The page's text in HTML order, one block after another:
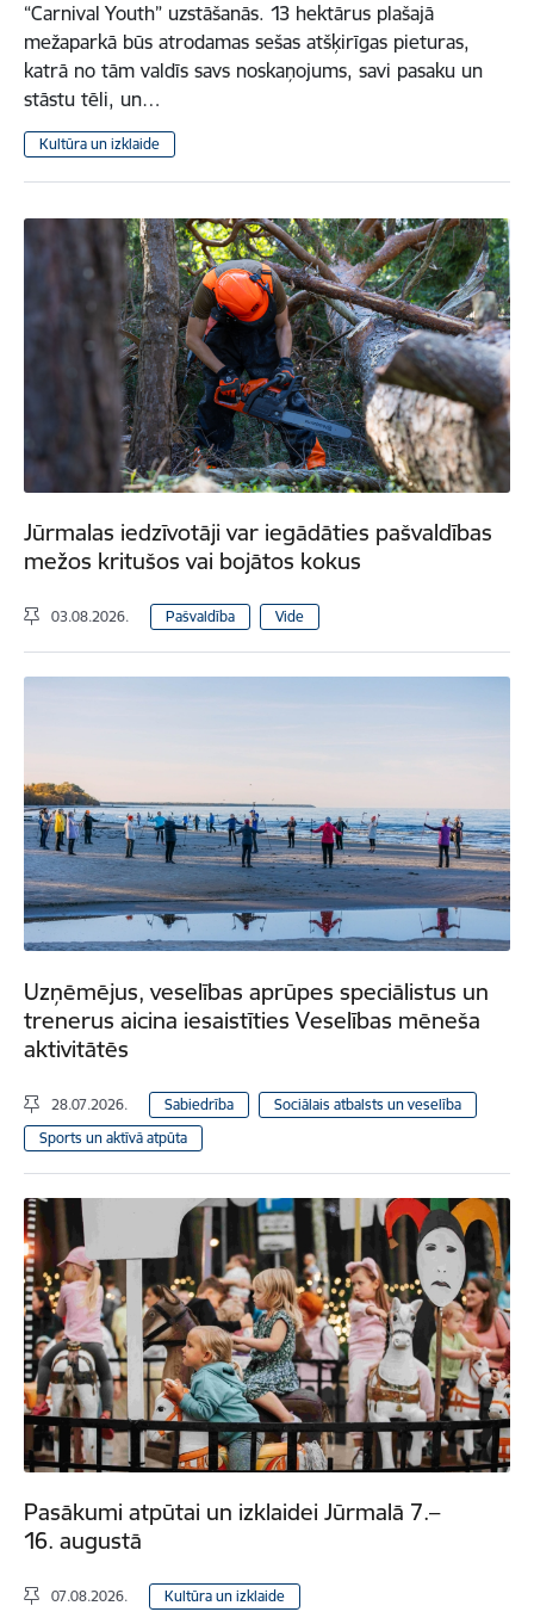
“Carnival Youth” uzstāšanās. 13 hektārus plašajā
mežaparkā būs atrodamas sešas atšķirīgas pieturas,
katrā no tām valdīs savs noskaņojums, savi pasaku un
stāstu tēli, un…
Kultūra un izklaide
Jūrmalas iedzīvotāji var iegādāties pašvaldības
mežos kritušos vai bojātos kokus
03.08.2026. Pašvaldība Vide
Uzņēmējus, veselības aprūpes speciālistus un
trenerus aicina iesaistīties Veselības mēneša
aktivitātēs
28.07.2026. Sabiedrība
Sociālais atbalsts un veselība
Sports un aktīvā atpūta
Pasākumi atpūtai un izklaidei Jūrmalā 7.–
16. augustā
07.08.2026. Kultūra un izklaide